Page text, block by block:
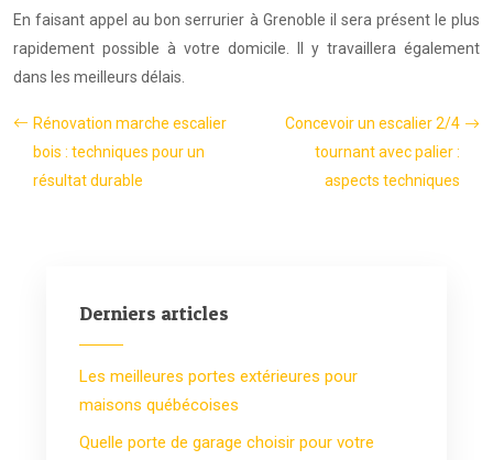
En faisant appel au bon serrurier à Grenoble il sera présent le plus
rapidement possible à votre domicile. Il y travaillera également
dans les meilleurs délais.
Rénovation marche escalier
bois : techniques pour un
résultat durable
Concevoir un escalier 2/4
tournant avec palier :
aspects techniques
Derniers articles
Les meilleures portes extérieures pour
maisons québécoises
Quelle porte de garage choisir pour votre